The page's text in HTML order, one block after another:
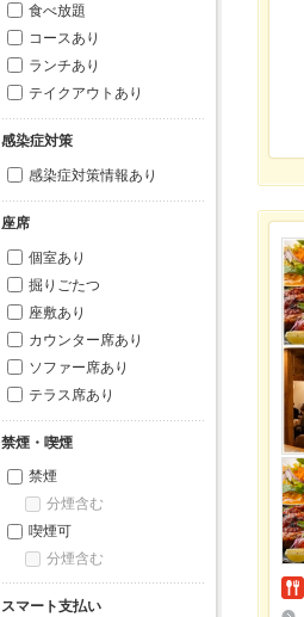
食べ放題
コースあり
ランチあり
テイクアウトあり
感染症対策
感染症対策情報あり
座席
個室あり
掘りごたつ
座敷あり
カウンター席あり
ソファー席あり
テラス席あり
禁煙・喫煙
禁煙
分煙含む
喫煙可
分煙含む
スマート支払い